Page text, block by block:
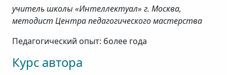
учитель школы «Интеллектуал» г. Москва,
методист Центра педагогического мастерства
Педагогический опыт: более года
Курс автора